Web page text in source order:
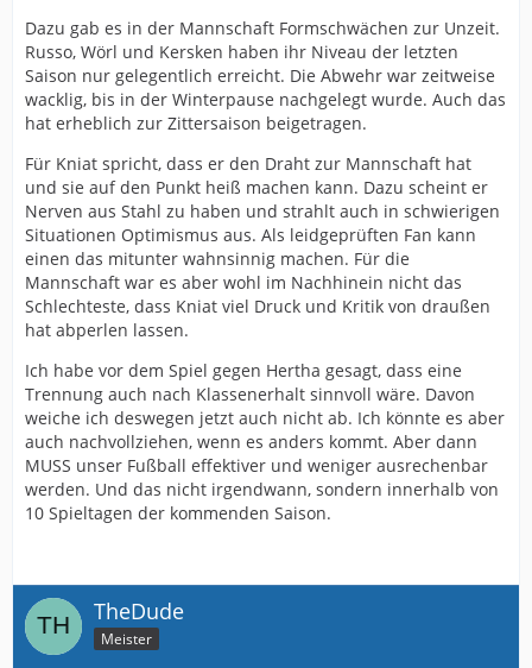
Dazu gab es in der Mannschaft Formschwächen zur Unzeit.
Russo, Wörl und Kersken haben ihr Niveau der letzten
Saison nur gelegentlich erreicht. Die Abwehr war zeitweise
wacklig, bis in der Winterpause nachgelegt wurde. Auch das
hat erheblich zur Zittersaison beigetragen.
Für Kniat spricht, dass er den Draht zur Mannschaft hat
und sie auf den Punkt heiß machen kann. Dazu scheint er
Nerven aus Stahl zu haben und strahlt auch in schwierigen
Situationen Optimismus aus. Als leidgeprüften Fan kann
einen das mitunter wahnsinnig machen. Für die
Mannschaft war es aber wohl im Nachhinein nicht das
Schlechteste, dass Kniat viel Druck und Kritik von draußen
hat abperlen lassen.
Ich habe vor dem Spiel gegen Hertha gesagt, dass eine
Trennung auch nach Klassenerhalt sinnvoll wäre. Davon
weiche ich deswegen jetzt auch nicht ab. Ich könnte es aber
auch nachvollziehen, wenn es anders kommt. Aber dann
MUSS unser Fußball effektiver und weniger ausrechenbar
werden. Und das nicht irgendwann, sondern innerhalb von
10 Spieltagen der kommenden Saison.
TheDude
Meister